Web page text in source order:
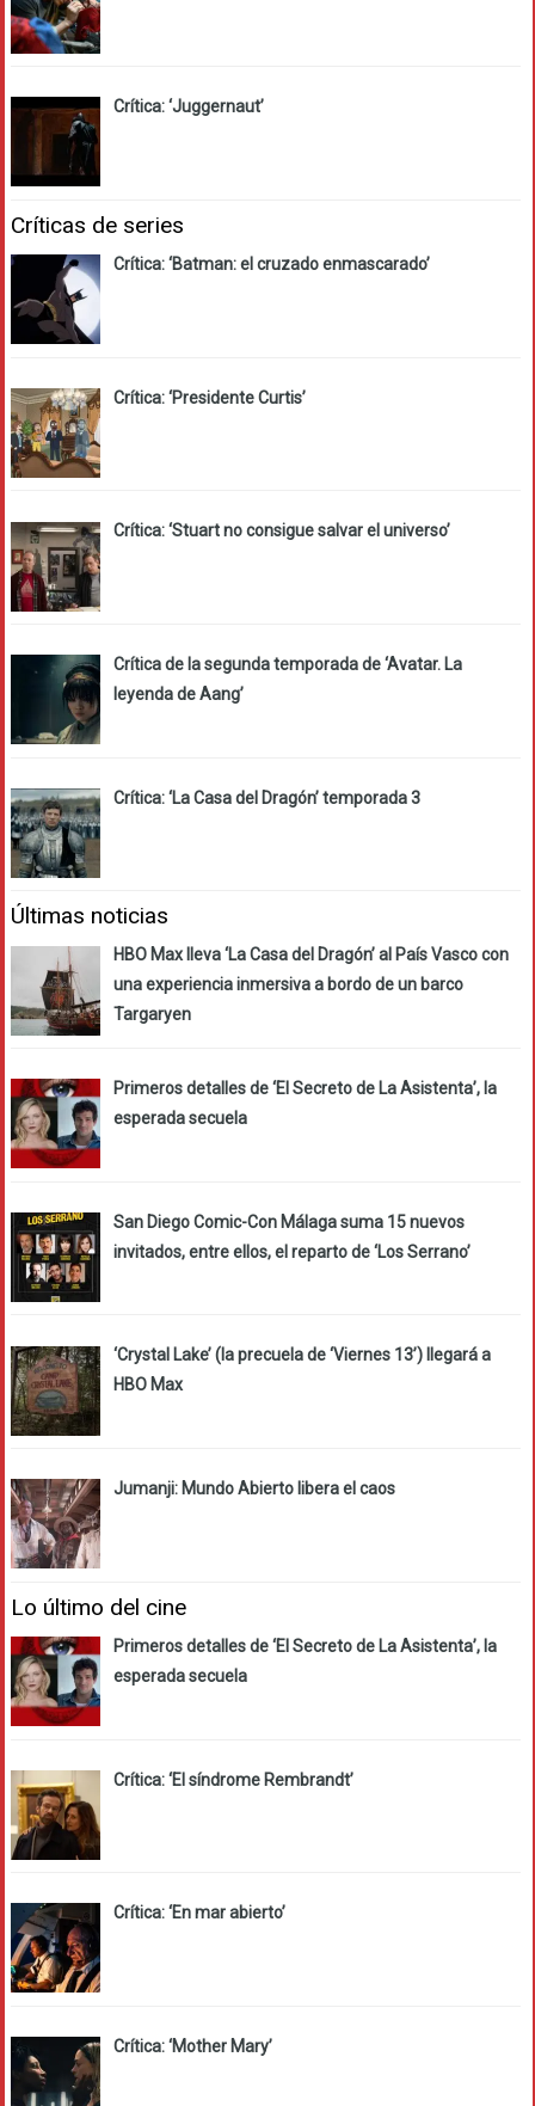
Crítica: ‘Juggernaut’
Críticas de series
Crítica: ‘Batman: el cruzado enmascarado’
Crítica: ‘Presidente Curtis’
Crítica: ‘Stuart no consigue salvar el universo’
Crítica de la segunda temporada de ‘Avatar. La
leyenda de Aang’
Crítica: ‘La Casa del Dragón’ temporada 3
Últimas noticias
HBO Max lleva ‘La Casa del Dragón’ al País Vasco con
una experiencia inmersiva a bordo de un barco
Targaryen
Primeros detalles de ‘El Secreto de La Asistenta’, la
esperada secuela
San Diego Comic-Con Málaga suma 15 nuevos
invitados, entre ellos, el reparto de ‘Los Serrano’
‘Crystal Lake’ (la precuela de ‘Viernes 13’) llegará a
HBO Max
Jumanji: Mundo Abierto libera el caos
Lo último del cine
Primeros detalles de ‘El Secreto de La Asistenta’, la
esperada secuela
Crítica: ‘El síndrome Rembrandt’
Crítica: ‘En mar abierto’
Crítica: ‘Mother Mary’